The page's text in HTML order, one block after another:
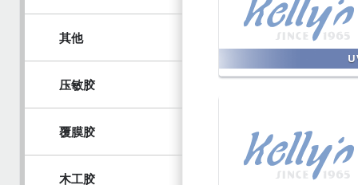
其他
压敏胶
覆膜胶
木工胶